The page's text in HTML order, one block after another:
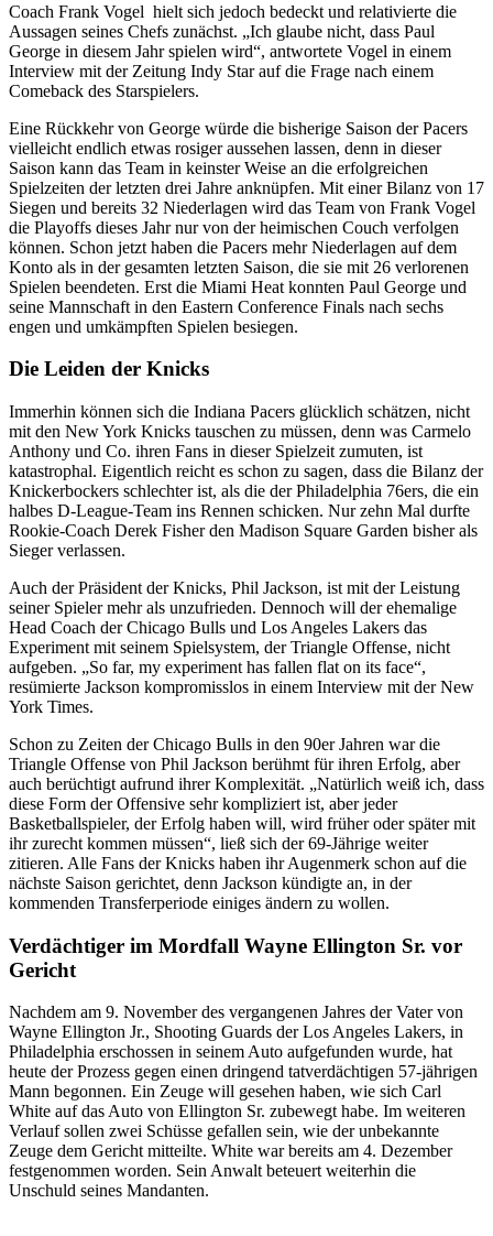
Coach Frank Vogel hielt sich jedoch bedeckt und relativierte die
Aussagen seines Chefs zunächst. „Ich glaube nicht, dass Paul
George in diesem Jahr spielen wird“, antwortete Vogel in einem
Interview mit der Zeitung Indy Star auf die Frage nach einem
Comeback des Starspielers.
Eine Rückkehr von George würde die bisherige Saison der Pacers
vielleicht endlich etwas rosiger aussehen lassen, denn in dieser
Saison kann das Team in keinster Weise an die erfolgreichen
Spielzeiten der letzten drei Jahre anknüpfen. Mit einer Bilanz von 17
Siegen und bereits 32 Niederlagen wird das Team von Frank Vogel
die Playoffs dieses Jahr nur von der heimischen Couch verfolgen
können. Schon jetzt haben die Pacers mehr Niederlagen auf dem
Konto als in der gesamten letzten Saison, die sie mit 26 verlorenen
Spielen beendeten. Erst die Miami Heat konnten Paul George und
seine Mannschaft in den Eastern Conference Finals nach sechs
engen und umkämpften Spielen besiegen.
Die Leiden der Knicks
Immerhin können sich die Indiana Pacers glücklich schätzen, nicht
mit den New York Knicks tauschen zu müssen, denn was Carmelo
Anthony und Co. ihren Fans in dieser Spielzeit zumuten, ist
katastrophal. Eigentlich reicht es schon zu sagen, dass die Bilanz der
Knickerbockers schlechter ist, als die der Philadelphia 76ers, die ein
halbes D-League-Team ins Rennen schicken. Nur zehn Mal durfte
Rookie-Coach Derek Fisher den Madison Square Garden bisher als
Sieger verlassen.
Auch der Präsident der Knicks, Phil Jackson, ist mit der Leistung
seiner Spieler mehr als unzufrieden. Dennoch will der ehemalige
Head Coach der Chicago Bulls und Los Angeles Lakers das
Experiment mit seinem Spielsystem, der Triangle Offense, nicht
aufgeben. „So far, my experiment has fallen flat on its face“,
resümierte Jackson kompromisslos in einem Interview mit der New
York Times.
Schon zu Zeiten der Chicago Bulls in den 90er Jahren war die
Triangle Offense von Phil Jackson berühmt für ihren Erfolg, aber
auch berüchtigt aufrund ihrer Komplexität. „Natürlich weiß ich, dass
diese Form der Offensive sehr kompliziert ist, aber jeder
Basketballspieler, der Erfolg haben will, wird früher oder später mit
ihr zurecht kommen müssen“, ließ sich der 69-Jährige weiter
zitieren. Alle Fans der Knicks haben ihr Augenmerk schon auf die
nächste Saison gerichtet, denn Jackson kündigte an, in der
kommenden Transferperiode einiges ändern zu wollen.
Verdächtiger im Mordfall Wayne Ellington Sr. vor
Gericht
Nachdem am 9. November des vergangenen Jahres der Vater von
Wayne Ellington Jr., Shooting Guards der Los Angeles Lakers, in
Philadelphia erschossen in seinem Auto aufgefunden wurde, hat
heute der Prozess gegen einen dringend tatverdächtigen 57-jährigen
Mann begonnen. Ein Zeuge will gesehen haben, wie sich Carl
White auf das Auto von Ellington Sr. zubewegt habe. Im weiteren
Verlauf sollen zwei Schüsse gefallen sein, wie der unbekannte
Zeuge dem Gericht mitteilte. White war bereits am 4. Dezember
festgenommen worden. Sein Anwalt beteuert weiterhin die
Unschuld seines Mandanten.